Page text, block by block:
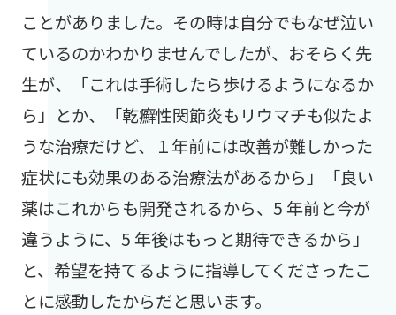
ことがありました。その時は自分でもなぜ泣い
ているのかわかりませんでしたが、おそらく先
生が、「これは手術したら歩けるようになるか
ら」とか、「乾癬性関節炎もリウマチも似たよ
うな治療だけど、１年前には改善が難しかった
症状にも効果のある治療法があるから」「良い
薬はこれからも開発されるから、5 年前と今が
違うように、5 年後はもっと期待できるから」
と、希望を持てるように指導してくださったこ
とに感動したからだと思います。